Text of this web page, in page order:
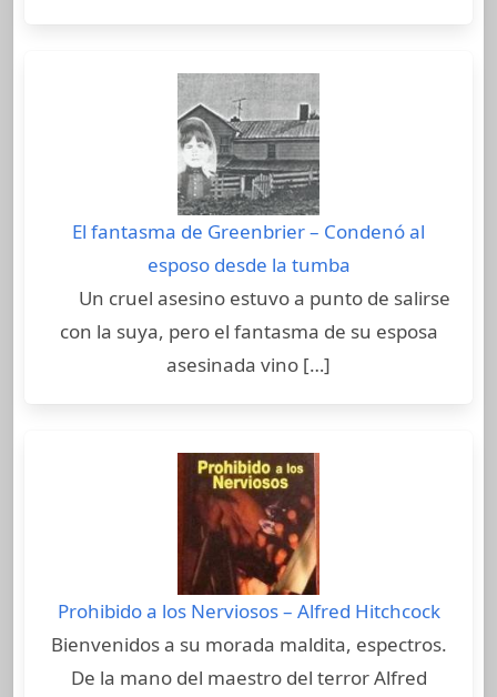
El fantasma de Greenbrier – Condenó al
esposo desde la tumba
Un cruel asesino estuvo a punto de salirse
con la suya, pero el fantasma de su esposa
asesinada vino […]
Prohibido a los Nerviosos – Alfred Hitchcock
Bienvenidos a su morada maldita, espectros.
De la mano del maestro del terror Alfred